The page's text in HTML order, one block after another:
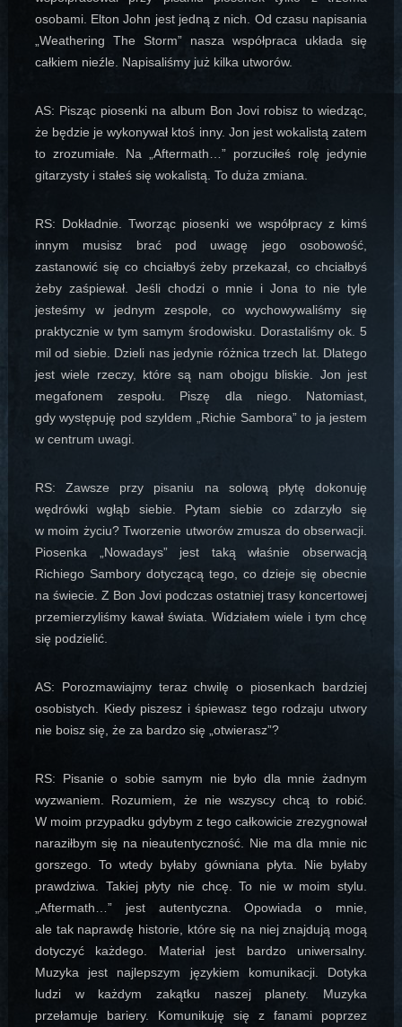
osobami. Elton John jest jedną z nich. Od czasu napisania
„Weathering The Storm” nasza współpraca układa się
całkiem nieźle. Napisaliśmy już kilka utworów.
AS: Pisząc piosenki na album Bon Jovi robisz to wiedząc,
że będzie je wykonywał ktoś inny. Jon jest wokalistą zatem
to zrozumiałe. Na „Aftermath…” porzuciłeś rolę jedynie
gitarzysty i stałeś się wokalistą. To duża zmiana.
RS: Dokładnie. Tworząc piosenki we współpracy z kimś
innym musisz brać pod uwagę jego osobowość,
zastanowić się co chciałbyś żeby przekazał, co chciałbyś
żeby zaśpiewał. Jeśli chodzi o mnie i Jona to nie tyle
jesteśmy w jednym zespole, co wychowywaliśmy się
praktycznie w tym samym środowisku. Dorastaliśmy ok. 5
mil od siebie. Dzieli nas jedynie różnica trzech lat. Dlatego
jest wiele rzeczy, które są nam obojgu bliskie. Jon jest
megafonem zespołu. Piszę dla niego. Natomiast,
gdy występuję pod szyldem „Richie Sambora” to ja jestem
w centrum uwagi.
RS: Zawsze przy pisaniu na solową płytę dokonuję
wędrówki wgłąb siebie. Pytam siebie co zdarzyło się
w moim życiu? Tworzenie utworów zmusza do obserwacji.
Piosenka „Nowadays” jest taką właśnie obserwacją
Richiego Sambory dotyczącą tego, co dzieje się obecnie
na świecie. Z Bon Jovi podczas ostatniej trasy koncertowej
przemierzyliśmy kawał świata. Widziałem wiele i tym chcę
się podzielić.
AS: Porozmawiajmy teraz chwilę o piosenkach bardziej
osobistych. Kiedy piszesz i śpiewasz tego rodzaju utwory
nie boisz się, że za bardzo się „otwierasz”?
RS: Pisanie o sobie samym nie było dla mnie żadnym
wyzwaniem. Rozumiem, że nie wszyscy chcą to robić.
W moim przypadku gdybym z tego całkowicie zrezygnował
naraziłbym się na nieautentyczność. Nie ma dla mnie nic
gorszego. To wtedy byłaby gówniana płyta. Nie byłaby
prawdziwa. Takiej płyty nie chcę. To nie w moim stylu.
„Aftermath…” jest autentyczna. Opowiada o mnie,
ale tak naprawdę historie, które się na niej znajdują mogą
dotyczyć każdego. Materiał jest bardzo uniwersalny.
Muzyka jest najlepszym językiem komunikacji. Dotyka
ludzi w każdym zakątku naszej planety. Muzyka
przełamuje bariery. Komunikuję się z fanami poprzez